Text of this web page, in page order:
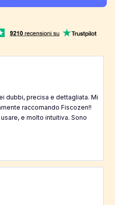
dubbi, precisa e dettagliata. Mi
raccomando Fiscozen!!
e molto intuitiva. Sono